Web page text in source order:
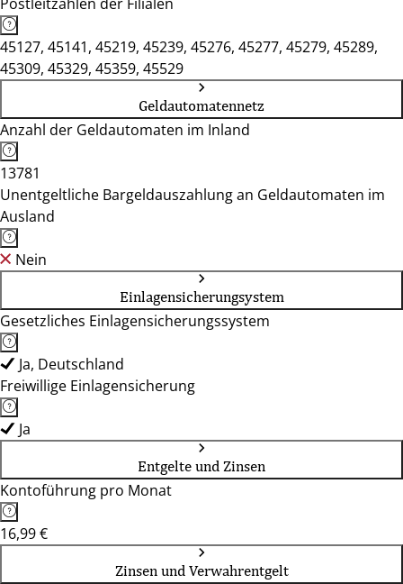
45127, 45141, 45219, 45239, 45276, 45277, 45279, 45289,
45309, 45329, 45359, 45529
Geldautomatennetz
Anzahl der Geldautomaten im Inland
13781
Unentgeltliche Bargeldauszahlung an Geldautomaten im
Ausland
Nein
Einlagensicherungsystem
Gesetzliches Einlagensicherungssystem
Ja, Deutschland
Freiwillige Einlagensicherung
Ja
Entgelte und Zinsen
Kontoführung pro Monat
16,99 €
Zinsen und Verwahrentgelt